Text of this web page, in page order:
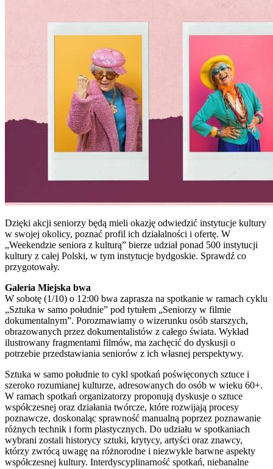
Dzięki akcji seniorzy będą mieli okazję odwiedzić instytucje kultury
w swojej okolicy, poznać profil ich działalności i ofertę. W
„Weekendzie seniora z kulturą” bierze udział ponad 500 instytucji
kultury z całej Polski, w tym instytucje bydgoskie. Sprawdź co
przygotowały.
Galeria Miejska bwa
W sobotę (1/10) o 12:00 bwa zaprasza na spotkanie w ramach cyklu
„Sztuka w samo południe” pod tytułem „Seniorzy w filmie
dokumentalnym”. Porozmawiamy o wizerunku osób starszych,
obrazowanych przez dokumentalistów z całego świata. Wykład
ilustrowany fragmentami filmów, ma zachęcić do dyskusji o
potrzebie przedstawiania seniorów z ich własnej perspektywy.
Sztuka w samo południe to cykl spotkań poświęconych sztuce i
szeroko rozumianej kulturze, adresowanych do osób w wieku 60+.
W ramach spotkań organizatorzy proponują dyskusje o sztuce
współczesnej oraz działania twórcze, które rozwijają procesy
poznawcze, doskonaląc sprawność manualną poprzez poznawanie
różnych technik i form plastycznych. Do udziału w spotkaniach
wybrani zostali historycy sztuki, krytycy, artyści oraz znawcy,
którzy zwrócą uwagę na różnorodne i niezwykle barwne aspekty
współczesnej kultury. Interdyscyplinarność spotkań, niebanalne